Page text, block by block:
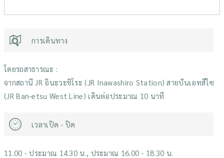
การเดินทาง
โดยรถสาธารณะ :
จากสถานี JR อินะวะชิโระ (JR Inawashiro Station) สายบันเอทสึไซ
(JR Ban-etsu West Line) เดินต่อประมาณ 10 นาที
เวลาเปิด - ปิด
11.00 - ประมาณ 14.30 น., ประมาณ 16.00 - 18.30 น.